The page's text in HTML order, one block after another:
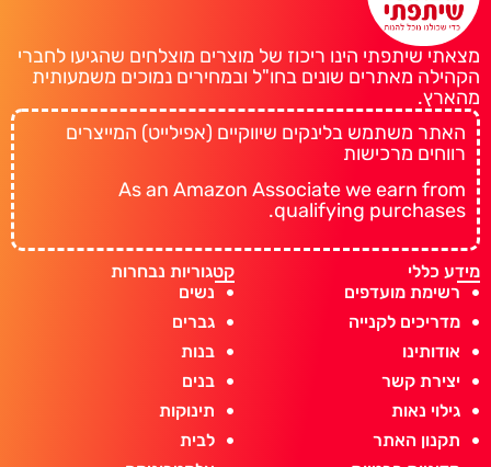
מצאתי שיתפתי הינו ריכוז של מוצרים מוצלחים שהגיעו לחברי
הקהילה מאתרים שונים בחו"ל ובמחירים נמוכים משמעותית
מהארץ.
האתר משתמש בלינקים שיווקיים (אפילייט) המייצרים
רווחים מרכישות
As an Amazon Associate we earn from
qualifying purchases.
מידע כללי
רשימת מועדפים
מדריכים לקנייה
אודותינו
יצירת קשר
גילוי נאות
תקנון האתר
קטגוריות נבחרות
נשים
גברים
בנות
בנים
תינוקות
לבית